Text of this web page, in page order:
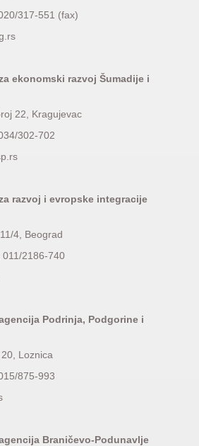
317-551 (fax)
ekonomski razvoj Šumadije i
22, Kragujevac
302-702
razvoj i evropske integracije
4, Beograd
011/2186-740
Podrinja, Podgorine i
Loznica
875-993
Braničevo-Podunavlje